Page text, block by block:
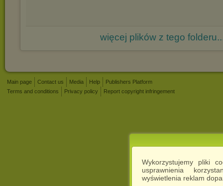
Wykorzystujemy pliki
usprawnienia
wyświetlenia reklam
więcej plików z tego
Main page Contact us Media Help
Publishers Platform
Terms and conditions
Privacy policy Report copyright infringement